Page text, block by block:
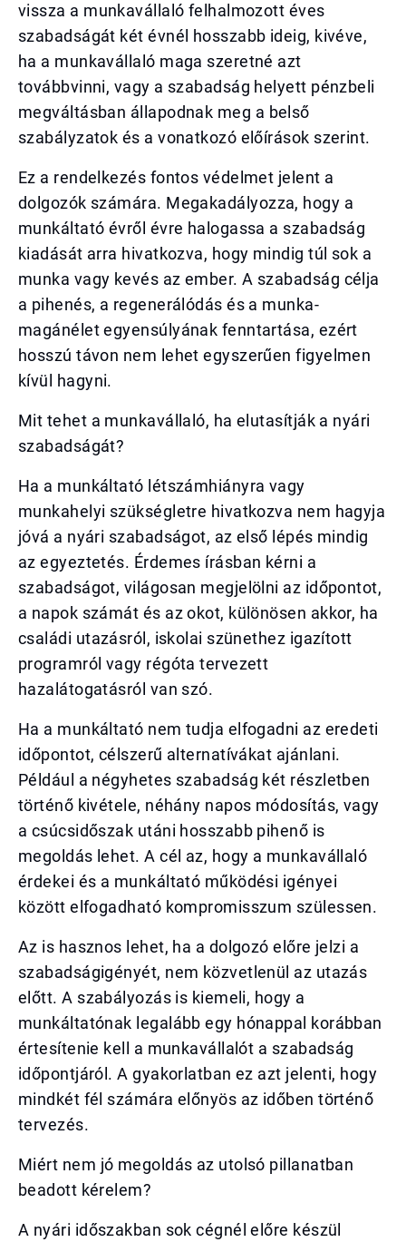
vissza a munkavállaló felhalmozott éves
szabadságát két évnél hosszabb ideig, kivéve,
ha a munkavállaló maga szeretné azt
továbbvinni, vagy a szabadság helyett pénzbeli
megváltásban állapodnak meg a belső
szabályzatok és a vonatkozó előírások szerint.
Ez a rendelkezés fontos védelmet jelent a
dolgozók számára. Megakadályozza, hogy a
munkáltató évről évre halogassa a szabadság
kiadását arra hivatkozva, hogy mindig túl sok a
munka vagy kevés az ember. A szabadság célja
a pihenés, a regenerálódás és a munka-
magánélet egyensúlyának fenntartása, ezért
hosszú távon nem lehet egyszerűen figyelmen
kívül hagyni.
Mit tehet a munkavállaló, ha elutasítják a nyári
szabadságát?
Ha a munkáltató létszámhiányra vagy
munkahelyi szükségletre hivatkozva nem hagyja
jóvá a nyári szabadságot, az első lépés mindig
az egyeztetés. Érdemes írásban kérni a
szabadságot, világosan megjelölni az időpontot,
a napok számát és az okot, különösen akkor, ha
családi utazásról, iskolai szünethez igazított
programról vagy régóta tervezett
hazalátogatásról van szó.
Ha a munkáltató nem tudja elfogadni az eredeti
időpontot, célszerű alternatívákat ajánlani.
Például a négyhetes szabadság két részletben
történő kivétele, néhány napos módosítás, vagy
a csúcsidőszak utáni hosszabb pihenő is
megoldás lehet. A cél az, hogy a munkavállaló
érdekei és a munkáltató működési igényei
között elfogadható kompromisszum szülessen.
Az is hasznos lehet, ha a dolgozó előre jelzi a
szabadságigényét, nem közvetlenül az utazás
előtt. A szabályozás is kiemeli, hogy a
munkáltatónak legalább egy hónappal korábban
értesítenie kell a munkavállalót a szabadság
időpontjáról. A gyakorlatban ez azt jelenti, hogy
mindkét fél számára előnyös az időben történő
tervezés.
Miért nem jó megoldás az utolsó pillanatban
beadott kérelem?
A nyári időszakban sok cégnél előre készül